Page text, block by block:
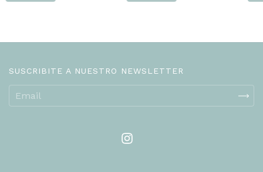
SUSCRIBITE A NUESTRO NEWSLETTER